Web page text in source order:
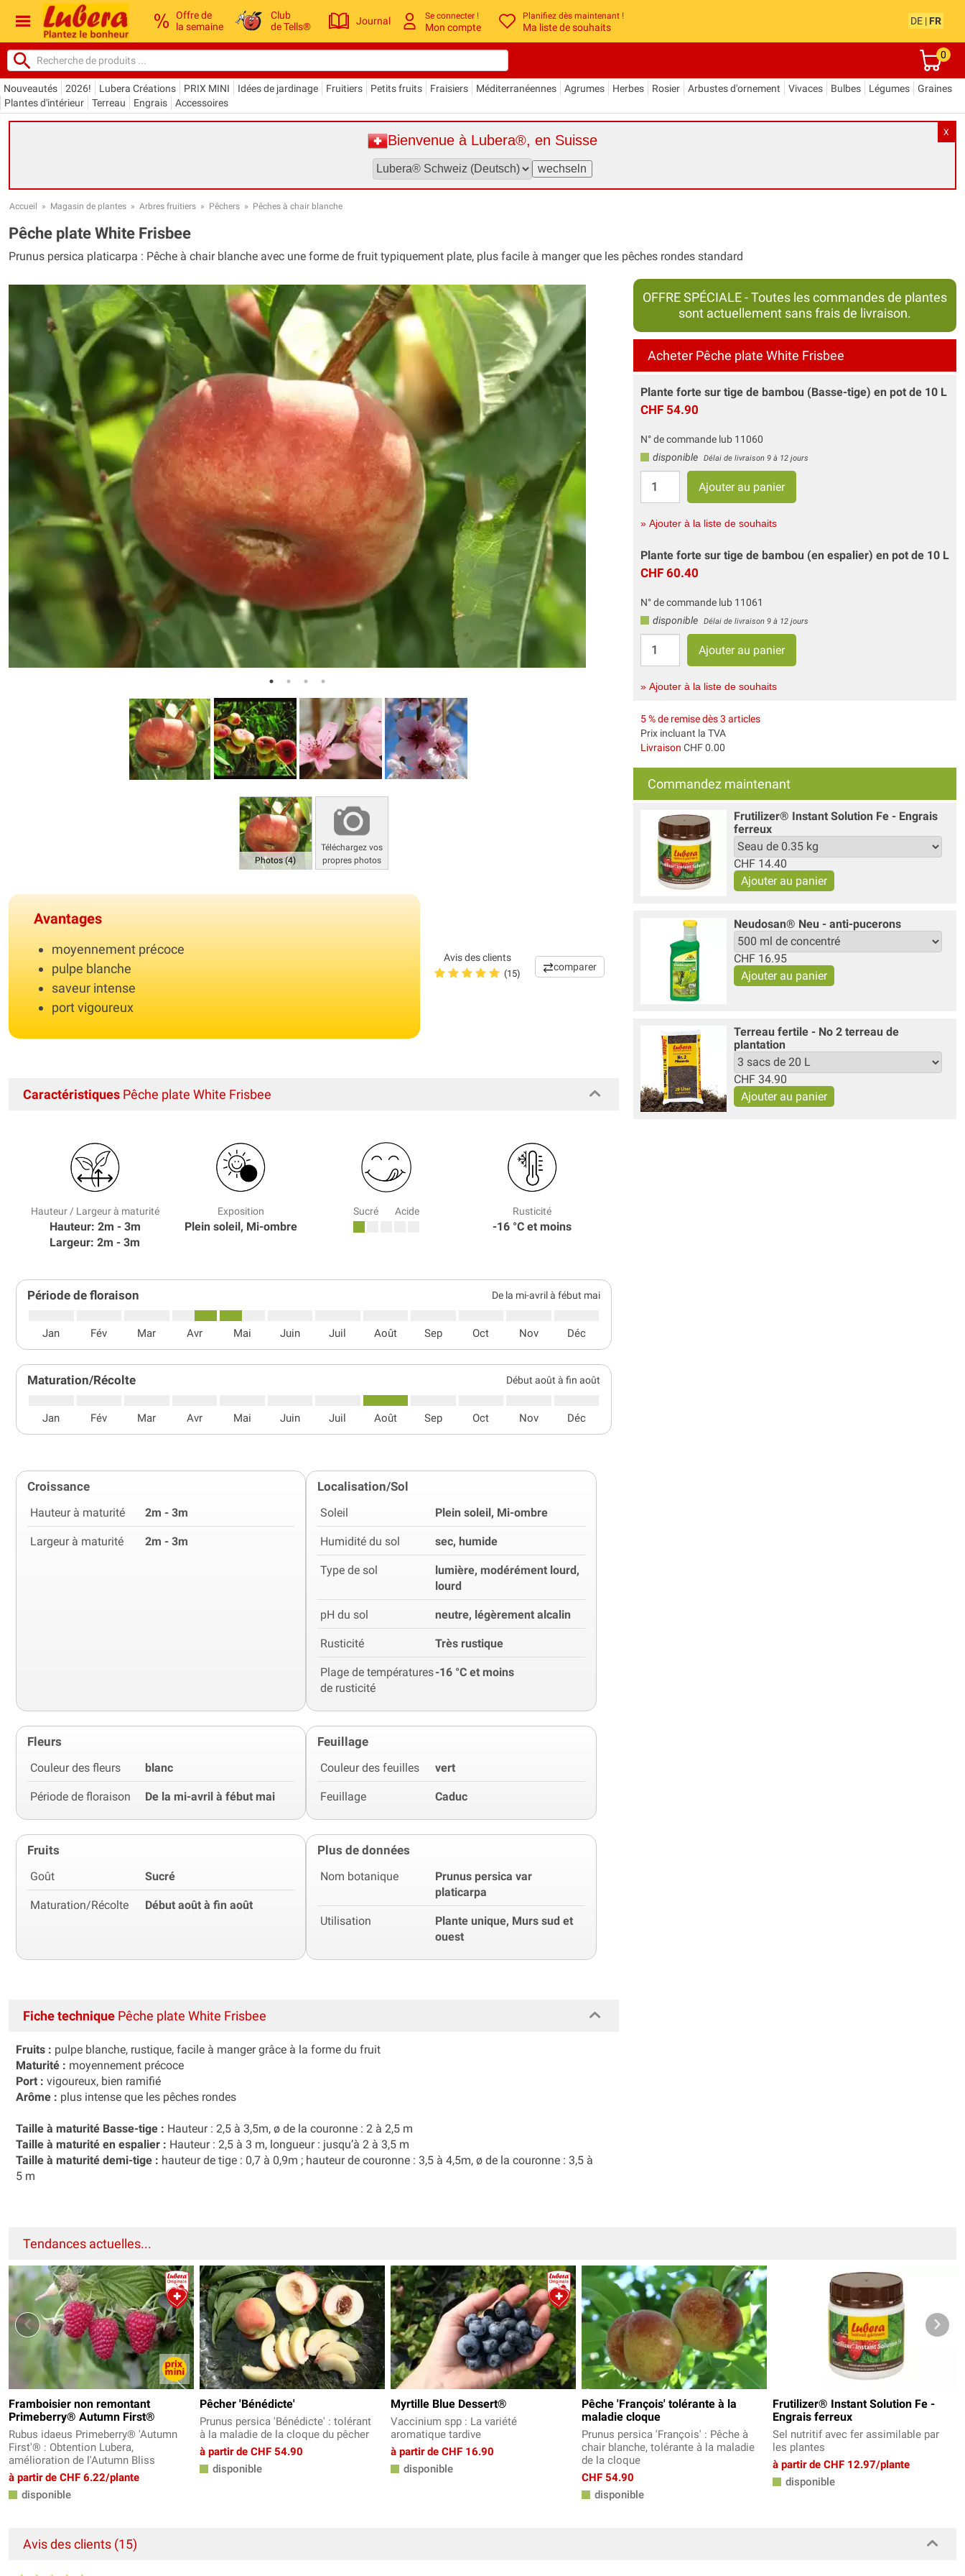
Offre de
la semaine
Club
de Tells®
Journal Se connecter !
Mon compte
Planifiez dès maintenant !
Ma liste de souhaits
DE | FR
0
Nouveautés 2026! Lubera Créations PRIX MINI Idées de jardinage Fruitiers Petits fruits Fraisiers Méditerranéennes Agrumes Herbes Rosier Arbustes d'ornement Vivaces Bulbes Légumes
Graines
Plantes d'intérieur
Terreau Engrais Accessoires
X
Bienvenue à Lubera®, en Suisse
Accueil » Magasin de plantes » Arbres fruitiers » Pêchers » Pêches à chair blanche
Pêche plate White Frisbee
Prunus persica platicarpa : Pêche à chair blanche avec une forme de fruit typiquement plate, plus facile à manger que les pêches rondes standard
Photos (4)
Téléchargez vos
propres photos
Avantages
moyennement précoce
pulpe blanche
saveur intense
port vigoureux
Avis des clients
(15)
comparer
OFFRE SPÉCIALE - Toutes les commandes de plantes
sont actuellement sans frais de livraison.
Acheter Pêche plate White Frisbee
Plante forte sur tige de bambou (Basse-tige) en pot de 10 L
CHF 54.90
N° de commande lub 11060
disponible
Délai de livraison 9 à 12 jours
» Ajouter à la liste de souhaits
Plante forte sur tige de bambou (en espalier) en pot de 10 L
CHF 60.40
N° de commande lub 11061
disponible
Délai de livraison 9 à 12 jours
» Ajouter à la liste de souhaits
5 % de remise dès 3 articles
Prix incluant la TVA
Livraison CHF 0.00
Commandez maintenant
Frutilizer® Instant Solution Fe - Engrais
ferreux
CHF 14.40
Neudosan® Neu - anti-pucerons
CHF 16.95
Terreau fertile - No 2 terreau de
plantation
CHF 34.90
Caractéristiques Pêche plate White Frisbee
Hauteur / Largeur à maturité
Hauteur: 2m - 3m
Largeur: 2m - 3m
Exposition
Plein soleil, Mi-ombre
Sucré Acide Rusticité
-16 °C et moins
Période de floraison De la mi-avril à fébut mai
Jan Fév Mar Avr Mai Juin Juil Août Sep Oct Nov Déc
Maturation/Récolte Début août à fin août
Jan Fév Mar Avr Mai Juin Juil Août Sep Oct Nov Déc
Croissance
Hauteur à maturité 2m - 3m
Largeur à maturité 2m - 3m
Localisation/Sol
Soleil Plein soleil, Mi-ombre
Humidité du sol sec, humide
Type de sol
lumière, modérément lourd,
lourd
pH du sol neutre, légèrement alcalin
Rusticité Très rustique
Plage de températures
de rusticité
-16 °C et moins
Fleurs
Couleur des fleurs blanc
Période de floraison De la mi-avril à fébut mai
Feuillage
Couleur des feuilles vert
Feuillage Caduc
Fruits
Goût Sucré
Maturation/Récolte Début août à fin août
Plus de données
Nom botanique
Prunus persica var
platicarpa
Utilisation
Plante unique, Murs sud et
ouest
Fiche technique Pêche plate White Frisbee
Fruits : pulpe blanche, rustique, facile à manger grâce à la forme du fruit
Maturité : moyennement précoce
Port : vigoureux, bien ramifié
Arôme : plus intense que les pêches rondes
Taille à maturité Basse-tige : Hauteur : 2,5 à 3,5m, ø de la couronne : 2 à 2,5 m
Taille à maturité en espalier : Hauteur : 2,5 à 3 m, longueur : jusqu’à 2 à 3,5 m
Taille à maturité demi-tige : hauteur de tige : 0,7 à 0,9m ; hauteur de couronne : 3,5 à 4,5m, ø de la couronne : 3,5 à
5 m
Tendances actuelles...
Framboisier non remontant
Primeberry® Autumn First®
Rubus idaeus Primeberry® 'Autumn
First'® : Obtention Lubera,
amélioration de l'Autumn Bliss
à partir de CHF 6.22/plante
disponible
Pêcher 'Bénédicte'
Prunus persica 'Bénédicte' : tolérant
à la maladie de la cloque du pêcher
à partir de CHF 54.90
disponible
Myrtille Blue Dessert®
Vaccinium spp : La variété
aromatique tardive
à partir de CHF 16.90
disponible
Pêche 'François' tolérante à la
maladie cloque
Prunus persica 'François' : Pêche à
chair blanche, tolérante à la maladie
de la cloque
CHF 54.90
disponible
Frutilizer® Instant Solution Fe -
Engrais ferreux
Sel nutritif avec fer assimilable par
les plantes
à partir de CHF 12.97/plante
disponible
Avis des clients (15)